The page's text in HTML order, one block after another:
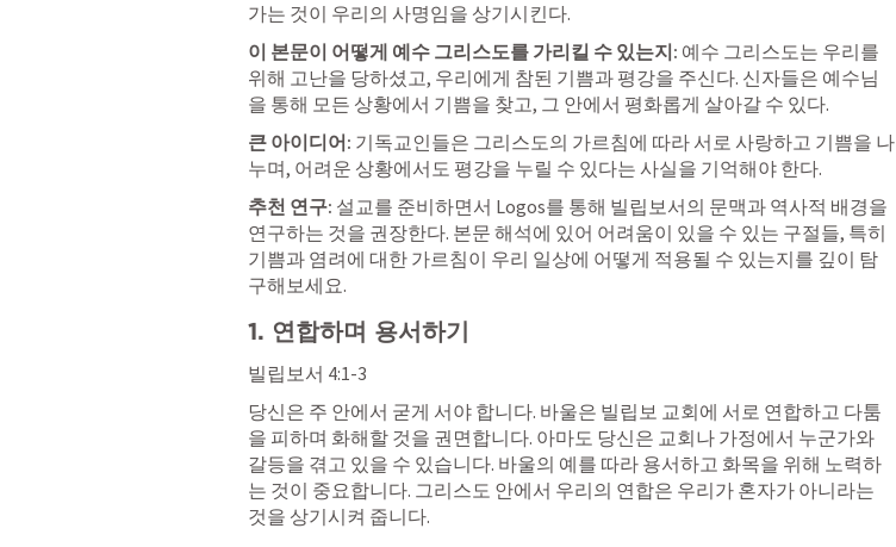
가는 것이 우리의 사명임을 상기시킨다.
이 본문이 어떻게 예수 그리스도를 가리킬 수 있는지: 예수 그리스도는 우리를
위해 고난을 당하셨고, 우리에게 참된 기쁨과 평강을 주신다. 신자들은 예수님
을 통해 모든 상황에서 기쁨을 찾고, 그 안에서 평화롭게 살아갈 수 있다.
큰 아이디어: 기독교인들은 그리스도의 가르침에 따라 서로 사랑하고 기쁨을 나
누며, 어려운 상황에서도 평강을 누릴 수 있다는 사실을 기억해야 한다.
추천 연구: 설교를 준비하면서 Logos를 통해 빌립보서의 문맥과 역사적 배경을
연구하는 것을 권장한다. 본문 해석에 있어 어려움이 있을 수 있는 구절들, 특히
기쁨과 염려에 대한 가르침이 우리 일상에 어떻게 적용될 수 있는지를 깊이 탐
구해보세요.
1. 연합하며 용서하기
빌립보서 4:1-3
당신은 주 안에서 굳게 서야 합니다. 바울은 빌립보 교회에 서로 연합하고 다툼
을 피하며 화해할 것을 권면합니다. 아마도 당신은 교회나 가정에서 누군가와
갈등을 겪고 있을 수 있습니다. 바울의 예를 따라 용서하고 화목을 위해 노력하
는 것이 중요합니다. 그리스도 안에서 우리의 연합은 우리가 혼자가 아니라는
것을 상기시켜 줍니다.